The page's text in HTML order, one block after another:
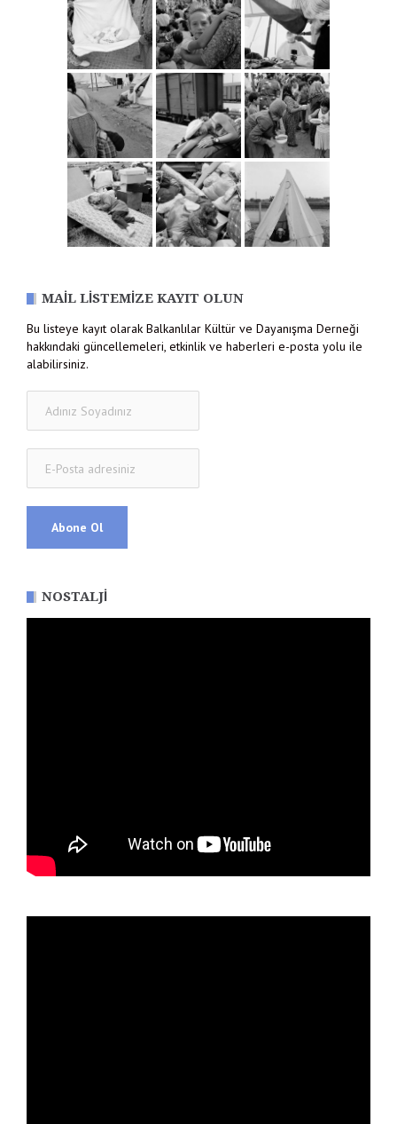
MAIL LISTEMIZE KAYIT OLUN
Bu listeye kayıt olarak Balkanlılar Kültür ve Dayanışma Derneği
hakkındaki güncellemeleri, etkinlik ve haberleri e-posta yolu ile
alabilirsiniz.
NOSTALJI